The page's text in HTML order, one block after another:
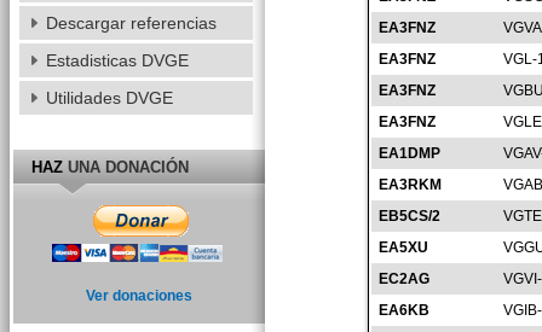
EA3FNZ
EA3FNZ
VGL-
EA3FNZ
EA3FNZ
EA1DMP
EA3RKM
EB5CS/2
EA5XU
EC2AG
EA6KB
Descargar referencias
Estadisticas DVGE
Utilidades DVGE
HAZUNA DONACIÓN
Ver donaciones